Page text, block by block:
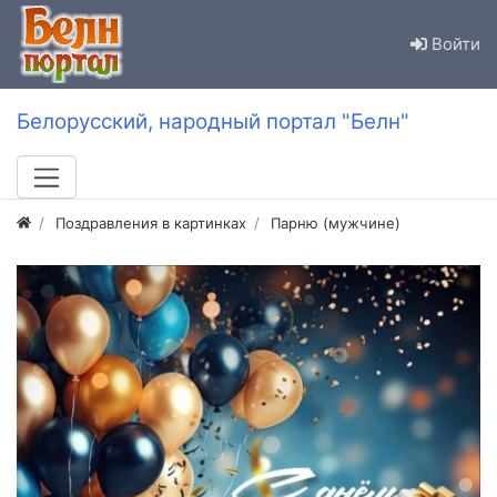
Войти
Белорусский, народный портал "Белн"
Поздравления в картинках Парню (мужчине)